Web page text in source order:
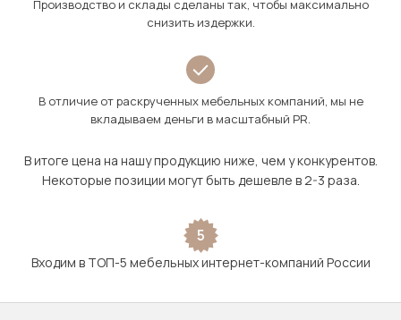
Производство и склады сделаны так, чтобы максимально
снизить издержки.
В отличие от раскрученных мебельных компаний, мы не
вкладываем деньги в масштабный PR.
В итоге цена на нашу продукцию ниже, чем у конкурентов.
Некоторые позиции могут быть дешевле в 2-3 раза.
5
Входим в ТОП-5 мебельных интернет-компаний России